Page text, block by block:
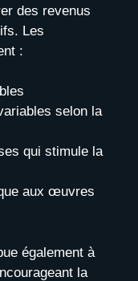
des revenus
Les
:
selon la
qui stimule la
aux œuvres
également à
la